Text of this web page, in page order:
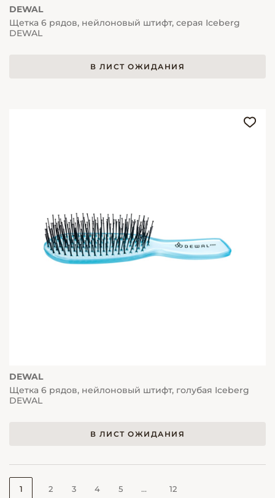
DEWAL
Щетка 6 рядов, нейлоновый штифт, серая Iceberg
DEWAL
В ЛИСТ ОЖИДАНИЯ
DEWAL
Щетка 6 рядов, нейлоновый штифт, голубая Iceberg
DEWAL
В ЛИСТ ОЖИДАНИЯ
1 2 3 4 5 ... 12